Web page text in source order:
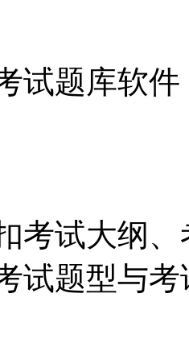
试题库软
考试大纲
试题型与